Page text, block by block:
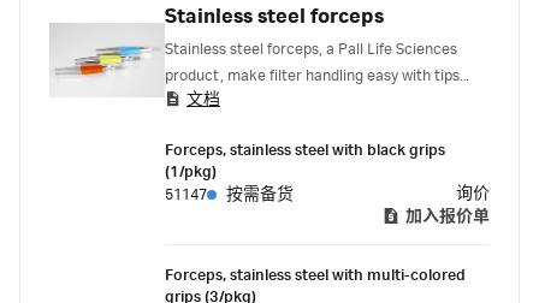
Stainless steel forceps
Stainless steel forceps, a Pall Life Sciences
product, make filter handling easy with tips
that have a flat, smooth surface to avoid
文档
Forceps, stainless steel with black grips
(1/pkg)
51147
按需备货
询价
加入报价单
Forceps, stainless steel with multi-colored
grips (3/pkg)